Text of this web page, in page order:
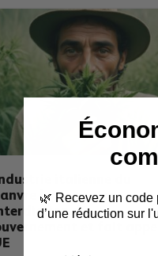
italienne du
lutte contre
du
et fait appel
🌿 Recevez un code
d’une réduction sur